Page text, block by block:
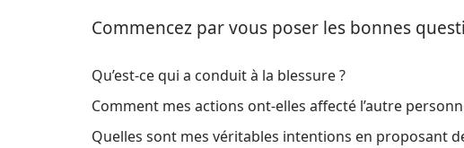
Commencez par vous poser les bonnes
Qu’est-ce qui a conduit à la blessure ?
Comment mes actions ont-elles affecté l’autre
Quelles sont mes véritables intentions en proposant